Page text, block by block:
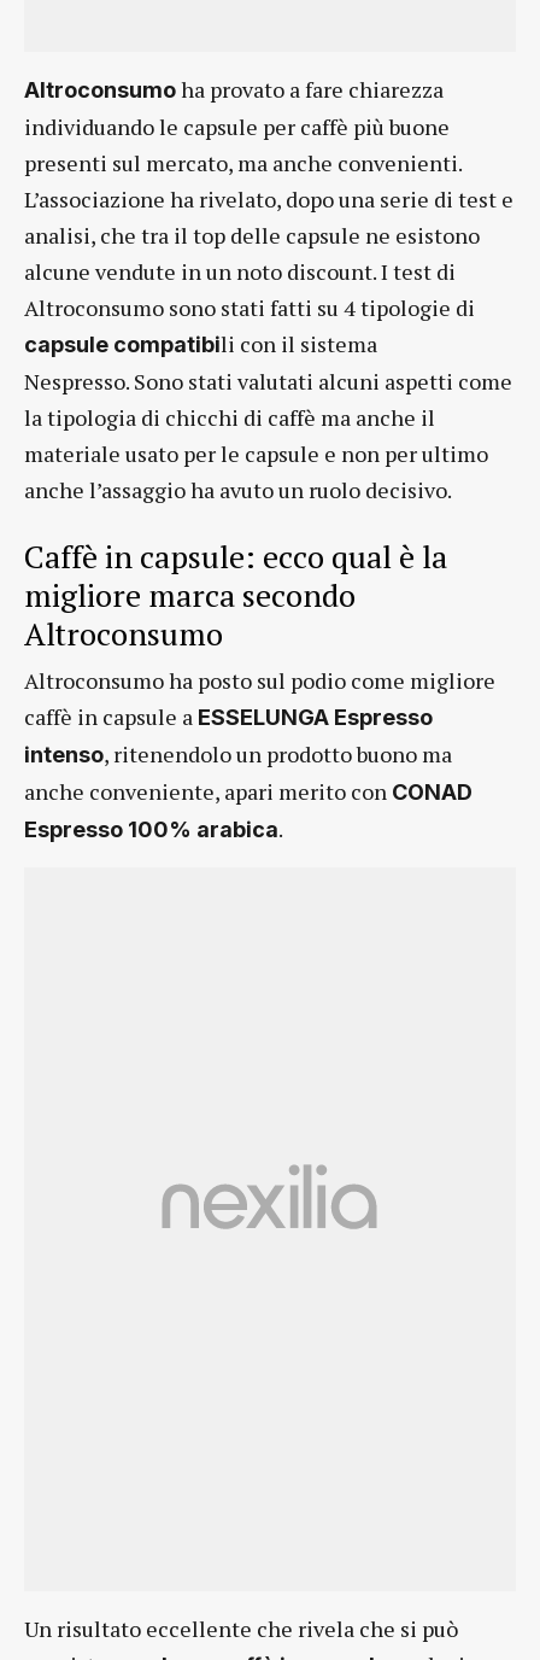
Altroconsumoha provato a fare chiarezza
individuando le capsule per caffè più buone
presenti sul mercato, ma anche convenienti.
L’associazione ha rivelato, dopo una serie di test e
analisi, che tra il top delle capsule ne esistono
alcune vendute in un noto discount. I test di
Altroconsumo sono stati fatti su 4 tipologie di
capsule compatibili con il sistema
Nespresso. Sono stati valutati alcuni aspetti come
la tipologia di chicchi di caffè ma anche il
materiale usato per le capsule e non per ultimo
anche l’assaggio ha avuto un ruolo decisivo.
Caffè in capsule: ecco qual è la
migliore marca secondo
Altroconsumo
Altroconsumo ha posto sul podio come migliore
caffè in capsule a ESSELUNGA Espresso
intenso, ritenendolo un prodotto buono ma
anche conveniente, apari merito con CONAD
Espresso 100% arabica.
Un risultato eccellente che rivela che si può